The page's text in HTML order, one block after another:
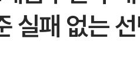
실패 없는